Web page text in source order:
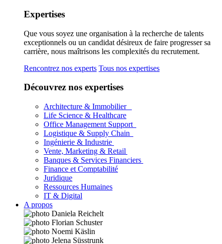
Expertises
Que vous soyez une organisation à la recherche de talents
exceptionnels ou un candidat désireux de faire progresser sa
carrière, nous maîtrisons les complexités du recrutement.
Rencontrez nos experts Tous nos expertises
Découvrez nos expertises
Architecture & Immobilier
Life Science & Healthcare
Office Management Support
Logistique & Supply Chain
Ingénierie & Industrie
Vente, Marketing & Retail
Banques & Services Financiers
Finance et Comptabilité
Juridique
Ressources Humaines
IT & Digital
A propos